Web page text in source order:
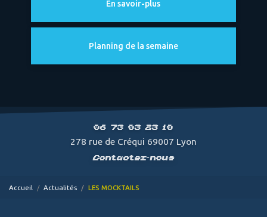
En savoir-plus
Planning de la semaine
06 73 03 23 10
278 rue de Créqui 69007 Lyon
Contactez-nous
Accueil Actualités LES MOCKTAILS